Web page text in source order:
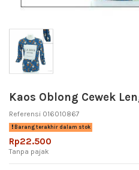
Kaos Oblong Cewek
Referensi 016010867
Barang terakhir dalam stok
Rp22.500
Tanpa pajak